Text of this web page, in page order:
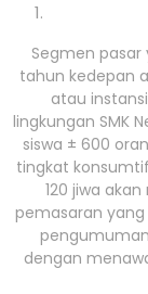
Segmen
tahun kedepan
atau
lingkungan SMK
siswa ± 600
tingkat
120 jiwa
pemasaran
dengan